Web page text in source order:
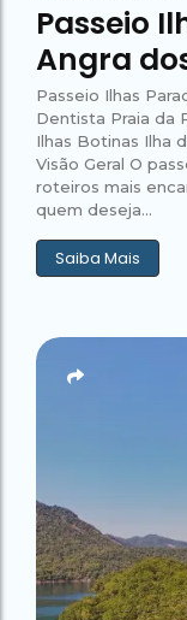
Passeio
Angra
Passeio Ilhas
Dentista Praia da
Ilhas Botinas Ilha
Visão Geral O
roteiros mais
quem deseja...
Saiba Mais